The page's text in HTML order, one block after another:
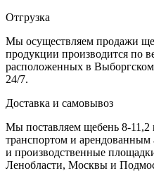
Отгрузка
Мы осуществляем продажи
продукции производится по
расположенных в
24/7.
Доставка и самовывоз
Мы поставляем щебень 8-
транспортом и
и производственные
Ленобласти, Москвы и